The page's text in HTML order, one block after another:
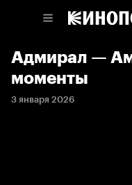
Адмирал —
моменты
3 января 2026